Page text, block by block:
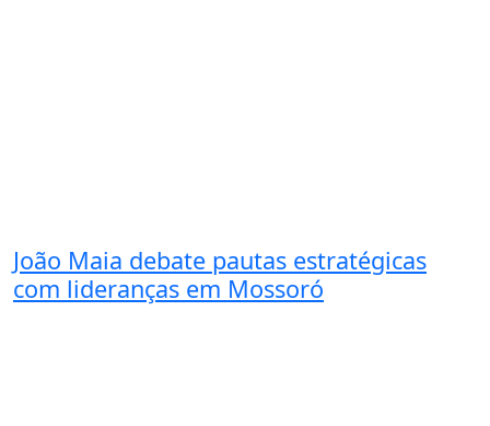
João Maia debate pautas estratégicas
com lideranças em Mossoró